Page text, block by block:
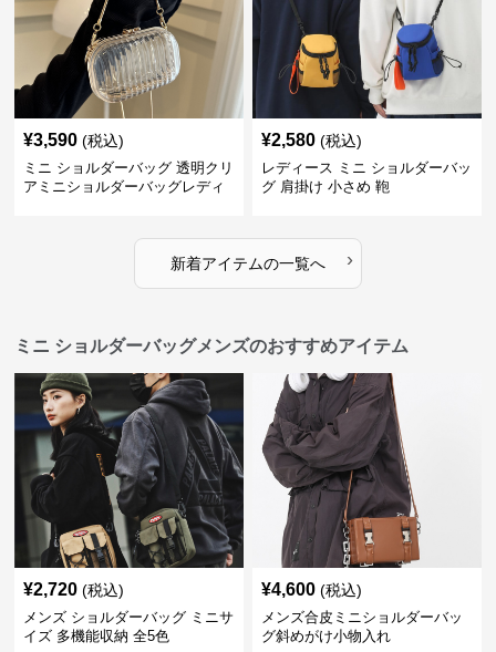
¥3,590 (税込)
ミニ ショルダーバッグ 透明クリ
アミニショルダーバッグレディ
¥2,580 (税込)
レディース ミニ ショルダーバッ
グ 肩掛け 小さめ 鞄
新着アイテムの一覧へ ›
ミニ ショルダーバッグメンズのおすすめアイテム
¥2,720 (税込)
メンズ ショルダーバッグ ミニサ
イズ 多機能収納 全5色
¥4,600 (税込)
メンズ合皮ミニショルダーバッ
グ斜めがけ小物入れ